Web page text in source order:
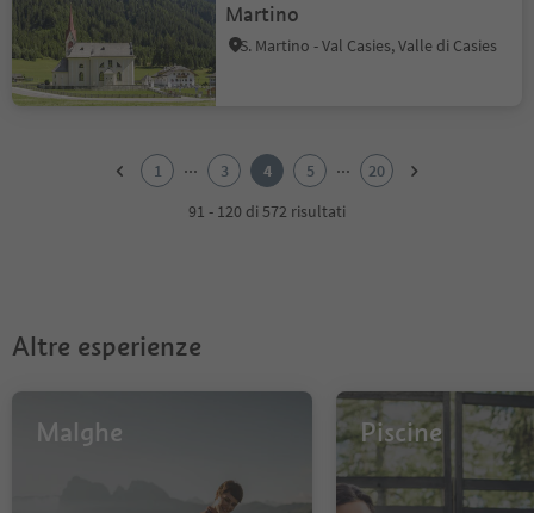
Martino
S. Martino - Val Casies, Valle di Casies
10
12
1 ... 3 4 5 ...
20
91 - 120 di 572 risultati
Altre esperienze
Malghe Piscine